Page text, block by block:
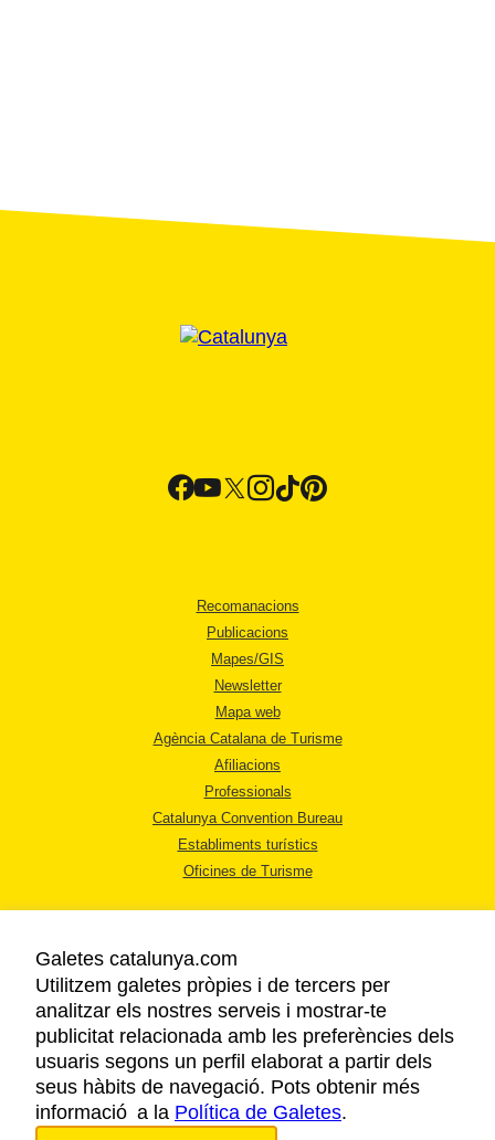
Recomanacions
Publicacions
Mapes/GIS
Newsletter
Mapa web
Agència Catalana de Turisme
Afiliacions
Professionals
Catalunya Convention Bureau
Establiments turístics
Oficines de Turisme
AVÍS LEGAL
POLÍTICA DE PRIVACITAT
COOKIES
ACCESSIBILITAT
Galetes catalunya.com
Utilitzem galetes pròpies i de tercers per
analitzar els nostres serveis i mostrar-te
publicitat relacionada amb les preferències dels
usuaris segons un perfil elaborat a partir dels
seus hàbits de navegació. Pots obtenir més
informació a la Política de Galetes.